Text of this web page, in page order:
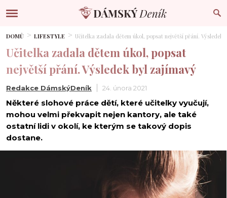
DOMŮ LIFESTYLE Učitelka zadala dětem úkol, popsat největší přání. Výsledek
Učitelka zadala dětem úkol, popsat
největší přání. Výsledek byl zajímavý
Redakce DámskýDeník 24. února 2021
Některé slohové práce dětí, které učitelky vyučují,
mohou velmi překvapit nejen kantory, ale také
ostatní lidi v okolí, ke kterým se takový dopis
dostane.